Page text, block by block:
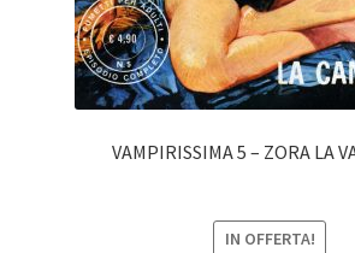
VAMPIRISSIMA 5 – ZORA LA
IN OFFERTA!